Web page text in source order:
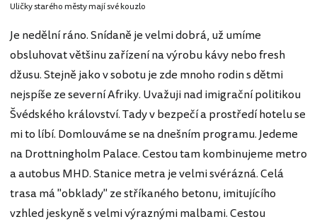
Uličky starého městy mají své kouzlo
Je nedělní ráno. Snídaně je velmi dobrá, už umíme
obsluhovat většinu zařízení na výrobu kávy nebo fresh
džusu. Stejně jako v sobotu je zde mnoho rodin s dětmi
nejspíše ze severní Afriky. Uvažuji nad imigrační politikou
Švédského království. Tady v bezpečí a prostředí hotelu se
mi to líbí. Domlouváme se na dnešním programu. Jedeme
na Drottningholm Palace. Cestou tam kombinujeme metro
a autobus MHD. Stanice metra je velmi svérázná. Celá
trasa má "obklady" ze stříkaného betonu, imitujícího
vzhled jeskyně s velmi výraznými malbami. Cestou